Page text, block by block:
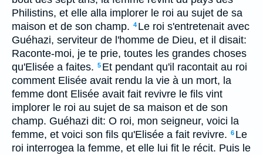
Philistins, et elle alla implorer le roi au sujet de sa
maison et de son champ. 4 Le roi s'entretenait avec
Guéhazi, serviteur de l'homme de Dieu, et il disait:
Raconte-moi, je te prie, toutes les grandes choses
qu'Elisée a faites. 5 Et pendant qu'il racontait au roi
comment Elisée avait rendu la vie à un mort, la
femme dont Elisée avait fait revivre le fils vint
implorer le roi au sujet de sa maison et de son
champ. Guéhazi dit: O roi, mon seigneur, voici la
femme, et voici son fils qu'Elisée a fait revivre. 6 Le
roi interrogea la femme, et elle lui fit le récit. Puis le